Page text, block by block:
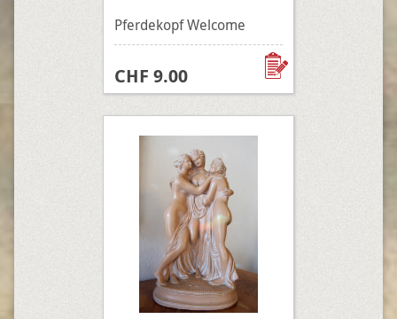
Pferdekopf Welcome
CHF 9.00